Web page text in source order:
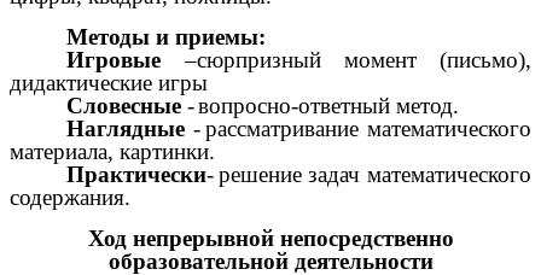
Методы и приемы:
Игровые –сюрпризный момент (письмо),
дидактические игры
Словесные -вопросно-ответный метод.
Наглядные - рассматривание математического
материала, картинки.
Практически-решение задач математического
содержания.
Ход непрерывной непосредственно
образовательной деятельности